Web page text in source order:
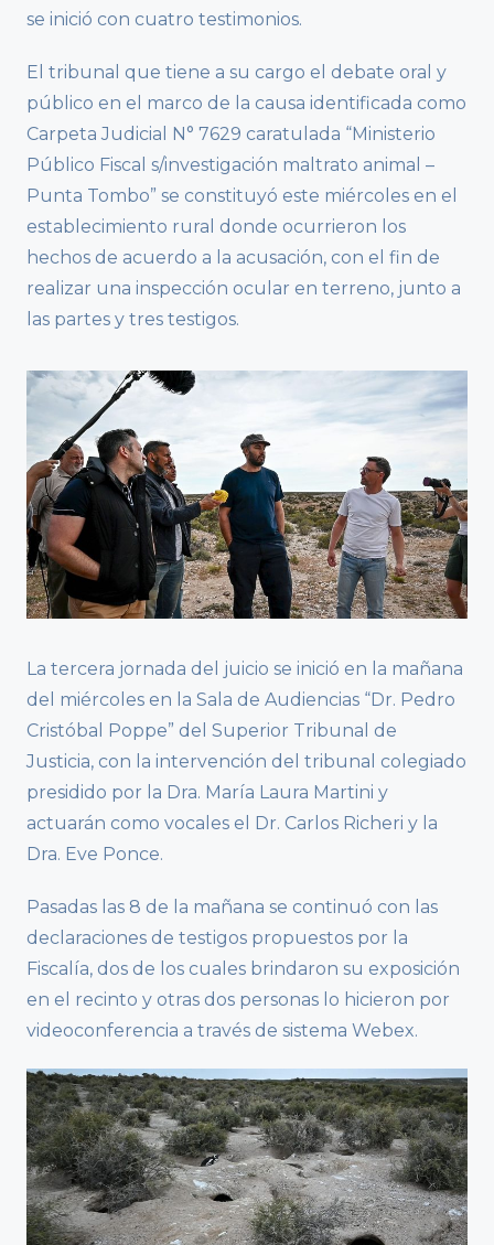
se inició con cuatro testimonios.
El tribunal que tiene a su cargo el debate oral y
público en el marco de la causa identificada como
Carpeta Judicial N° 7629 caratulada “Ministerio
Público Fiscal s/investigación maltrato animal –
Punta Tombo” se constituyó este miércoles en el
establecimiento rural donde ocurrieron los
hechos de acuerdo a la acusación, con el fin de
realizar una inspección ocular en terreno, junto a
las partes y tres testigos.
La tercera jornada del juicio se inició en la mañana
del miércoles en la Sala de Audiencias “Dr. Pedro
Cristóbal Poppe” del Superior Tribunal de
Justicia, con la intervención del tribunal colegiado
presidido por la Dra. María Laura Martini y
actuarán como vocales el Dr. Carlos Richeri y la
Dra. Eve Ponce.
Pasadas las 8 de la mañana se continuó con las
declaraciones de testigos propuestos por la
Fiscalía, dos de los cuales brindaron su exposición
en el recinto y otras dos personas lo hicieron por
videoconferencia a través de sistema Webex.